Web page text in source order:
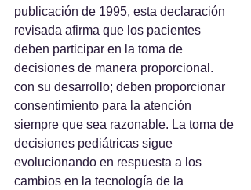
publicación de 1995, esta declaración
revisada afirma que los pacientes
deben participar en la toma de
decisiones de manera proporcional.
con su desarrollo; deben proporcionar
consentimiento para la atención
siempre que sea razonable. La toma de
decisiones pediátricas sigue
evolucionando en respuesta a los
cambios en la tecnología de la